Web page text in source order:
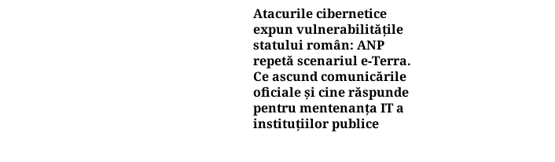
Atacurile cibernetice
expun vulnerabilitățile
statului român: ANP
repetă scenariul e‑Terra.
Ce ascund comunicările
oficiale și cine răspunde
pentru mentenanța IT a
instituțiilor publice